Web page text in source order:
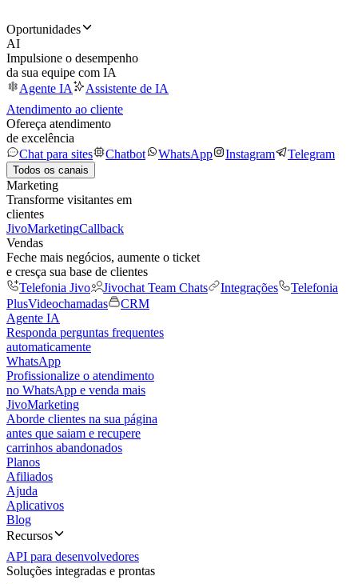
Oportunidades
AI
Impulsione o desempenho
da sua equipe com IA
Agente IA
Assistente de IA
Atendimento ao cliente
Ofereça atendimento
de excelência
Chat para sites
Chatbot WhatsApp Instagram Telegram
Todos os canais
Marketing
Transforme visitantes em
clientes
JivoMarketingCallback
Vendas
Feche mais negócios, aumente o ticket
e cresça sua base de clientes
Telefonia Jivo
Jivochat Team Chats Integrações
Telefonia
PlusVideochamadas
CRM
Agente IA
Responda perguntas frequentes
automaticamente
WhatsApp
Profissionalize o atendimento
no WhatsApp e venda mais
JivoMarketing
Aborde clientes na sua página
antes que saiam e recupere
carrinhos abandonados
Planos
Afiliados
Ajuda
Aplicativos
Blog
Recursos
API para desenvolvedores
Soluções integradas e prontas